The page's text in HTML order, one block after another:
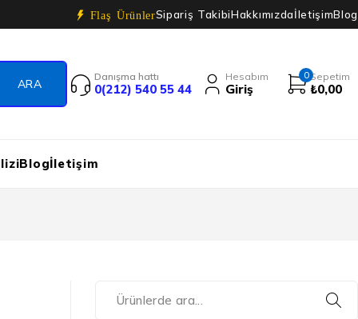
Flaş ÜrünlerSipariş TakibiHakkımızdaİletişimBlog
Danışma hattı
0(212) 540 55 44
Hesabım
Giriş
0Sepetim
₺0,00
Blogİletişim